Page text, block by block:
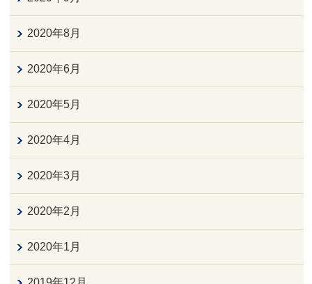
2020年8月
2020年6月
2020年5月
2020年4月
2020年3月
2020年2月
2020年1月